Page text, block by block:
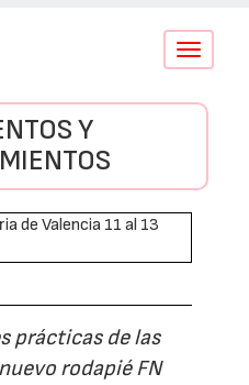
Conmutar
Y
prácticas de las
rodapié FN